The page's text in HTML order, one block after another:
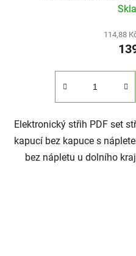
114,88
Elektronický střih PDF set
kapucí bez kapuce s
bez nápletu u dolního